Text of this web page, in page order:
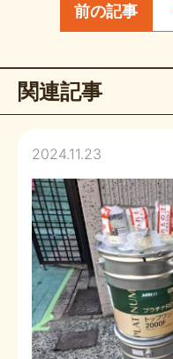
前の記事
関連記事
2024.11.23